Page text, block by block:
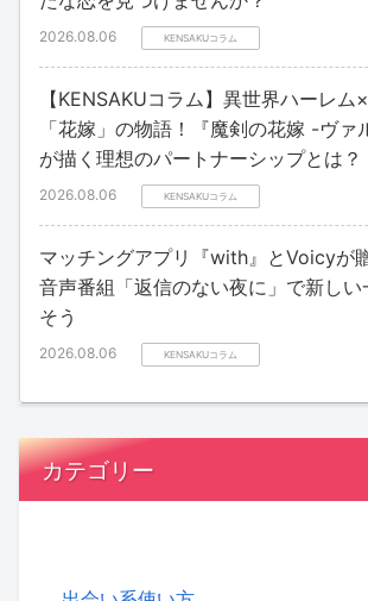
2026.08.06 KENSAKUコラム
【KENSAKUコラム】異世界ハーレム
「花嫁」の物語！『魔剣の花嫁 -ヴァ
が描く理想のパートナーシップとは？
2026.08.06 KENSAKUコラム
マッチングアプリ『with』とVoicyが
音声番組「返信のない夜に」で新しい
そう
2026.08.06 KENSAKUコラム
カテゴリー